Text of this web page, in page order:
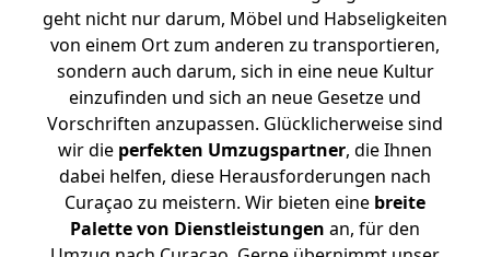
geht nicht nur darum, Möbel und Habseligkeiten
von einem Ort zum anderen zu transportieren,
sondern auch darum, sich in eine neue Kultur
einzufinden und sich an neue Gesetze und
Vorschriften anzupassen. Glücklicherweise sind
wir die perfekten Umzugspartner, die Ihnen
dabei helfen, diese Herausforderungen nach
Curaçao zu meistern. Wir bieten eine breite
Palette von Dienstleistungen an, für den